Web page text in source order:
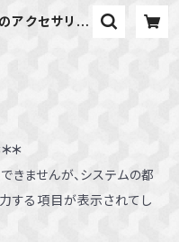
クセサリー
＊
ませんが、システムの都
する項目が表示されてし